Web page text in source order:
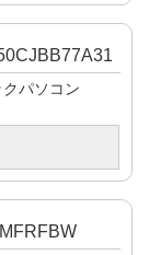
クパソコン